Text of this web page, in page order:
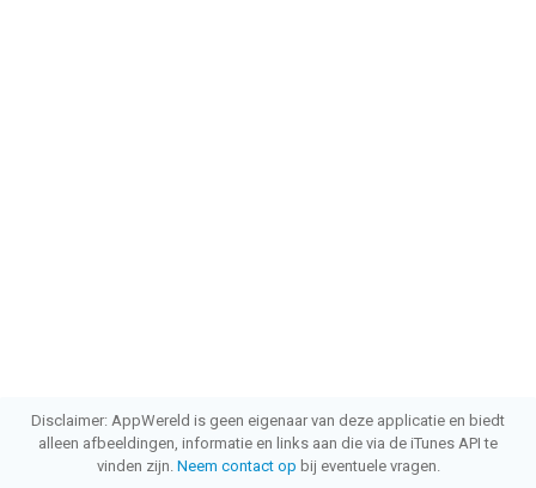
Disclaimer: AppWereld is geen eigenaar van deze applicatie en biedt
alleen afbeeldingen, informatie en links aan die via de iTunes API te
vinden zijn. Neem contact op bij eventuele vragen.